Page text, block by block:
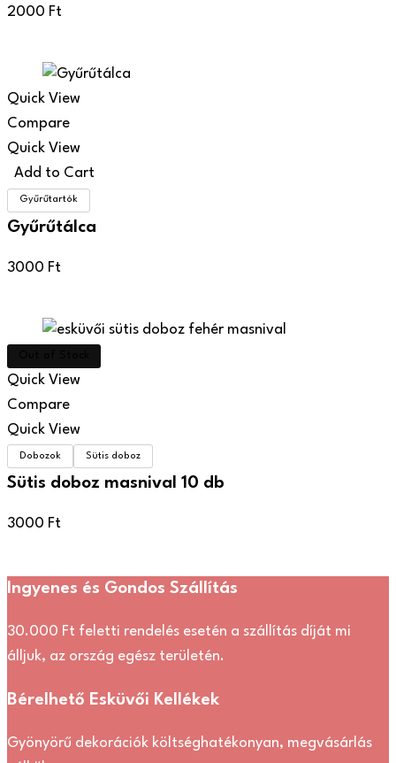
2000 Ft
Quick View
Compare
Quick View
Add to Cart
Gyűrűtartók
Gyűrűtálca
3000 Ft
Quick View
Compare
Quick View
Dobozok Sütis doboz
Sütis doboz masnival 10 db
3000 Ft
Ingyenes és Gondos Szállítás
30.000 Ft feletti rendelés esetén a szállítás díját mi
álljuk, az ország egész területén.
Bérelhető Esküvői Kellékek
Gyönyörű dekorációk költséghatékonyan, megvásárlás